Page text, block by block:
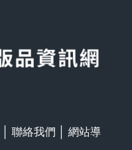
聯絡我們
網站導